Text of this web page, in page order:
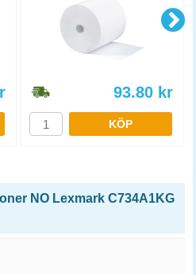
93.80 kr
KÖP
NO Lexmark C734A1KG